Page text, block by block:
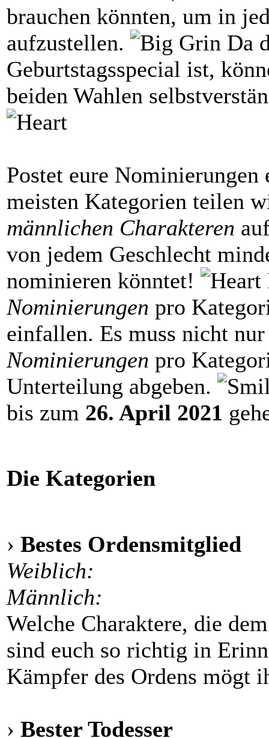
brauchen könnten, um in
aufzustellen.
Da
Geburtstagsspecial ist,
beiden Wahlen
Postet eure
meisten Kategorien teilen
männlichen Charakteren
von jedem Geschlecht
nominieren könntet!
Nominierungen pro
einfallen. Es muss nicht
Nominierungen pro
Unterteilung abgeben.
bis zum 26. April 2021
Die Kategorien
› Bestes Ordensmitglied
Weiblich:
Männlich:
Welche Charaktere, die
sind euch so richtig in
Kämpfer des Ordens mögt
› Bester Todesser